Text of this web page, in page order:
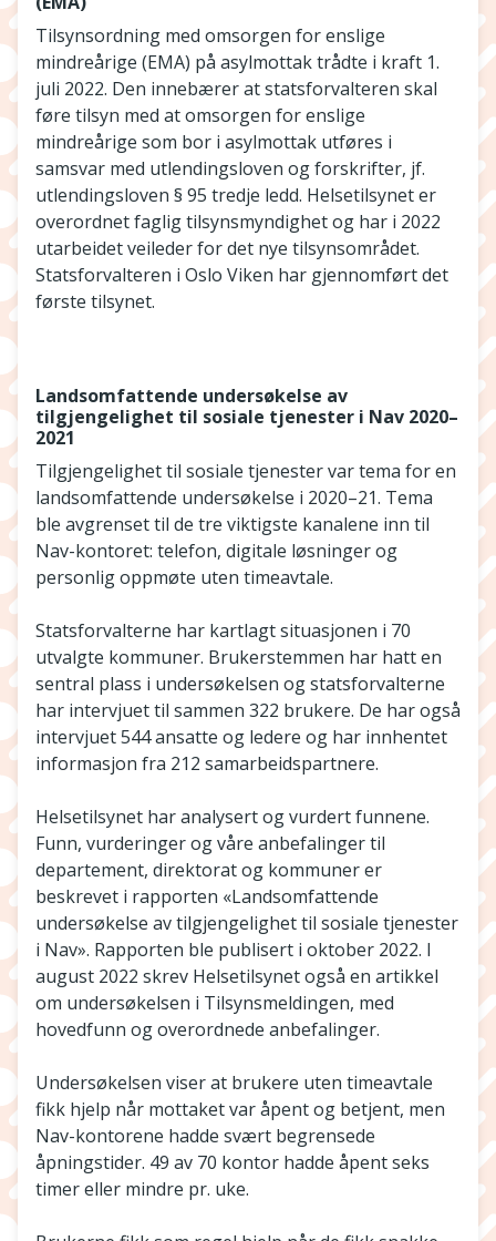
Tilsynsordning med omsorgen for enslige
mindreårige (EMA) på asylmottak trådte i kraft 1.
juli 2022. Den innebærer at statsforvalteren skal
føre tilsyn med at omsorgen for enslige
mindreårige som bor i asylmottak utføres i
samsvar med utlendingsloven og forskrifter, jf.
utlendingsloven § 95 tredje ledd. Helsetilsynet er
overordnet faglig tilsynsmyndighet og har i 2022
utarbeidet veileder for det nye tilsynsområdet.
Statsforvalteren i Oslo Viken har gjennomført det
første tilsynet.
Landsomfattende undersøkelse av
tilgjengelighet til sosiale tjenester i Nav 2020–
2021
Tilgjengelighet til sosiale tjenester var tema for en
landsomfattende undersøkelse i 2020–21. Tema
ble avgrenset til de tre viktigste kanalene inn til
Nav-kontoret: telefon, digitale løsninger og
personlig oppmøte uten timeavtale.
Statsforvalterne har kartlagt situasjonen i 70
utvalgte kommuner. Brukerstemmen har hatt en
sentral plass i undersøkelsen og statsforvalterne
har intervjuet til sammen 322 brukere. De har også
intervjuet 544 ansatte og ledere og har innhentet
informasjon fra 212 samarbeidspartnere.
Helsetilsynet har analysert og vurdert funnene.
Funn, vurderinger og våre anbefalinger til
departement, direktorat og kommuner er
beskrevet i rapporten «Landsomfattende
undersøkelse av tilgjengelighet til sosiale tjenester
i Nav». Rapporten ble publisert i oktober 2022. I
august 2022 skrev Helsetilsynet også en artikkel
om undersøkelsen i Tilsynsmeldingen, med
hovedfunn og overordnede anbefalinger.
Undersøkelsen viser at brukere uten timeavtale
fikk hjelp når mottaket var åpent og betjent, men
Nav-kontorene hadde svært begrensede
åpningstider. 49 av 70 kontor hadde åpent seks
timer eller mindre pr. uke.